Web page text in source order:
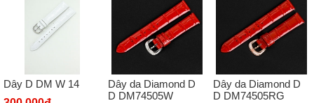
02432232319
Số 413 Quang Trung - Hà Đông - Hà Nội
Số 273 Nguyễn Văn Cừ - Long Biên - Hà Nội
Dây D DM W 14
Dây da Diamond D
D DM74505W
Dây da Diamond D
D DM74505RG